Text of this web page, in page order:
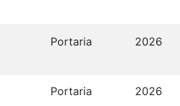
Portaria 2026
Portaria 2026